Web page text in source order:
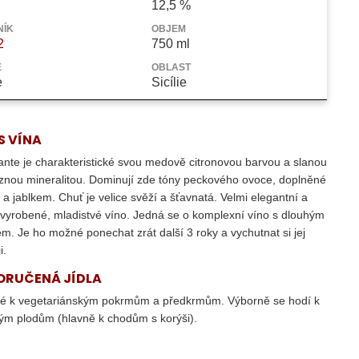
12,5 %
OBJEM
750 ml
OBLAST
Sicílie
VÍNA
je charakteristické svou medově citronovou barvou a slanou
mineralitou. Dominují zde tóny peckového ovoce, doplněné
a jablkem. Chuť je velice svěží a šťavnatá. Velmi elegantní a
mladistvé víno. Jedná se o komplexní víno s dlouhým
Je ho možné ponechat zrát další 3 roky a vychutnat si jej
JÍDLA
k vegetariánským pokrmům a předkrmům. Výborně se hodí k
plodům (hlavně k chodům s korýši).
STEFANO DOCG